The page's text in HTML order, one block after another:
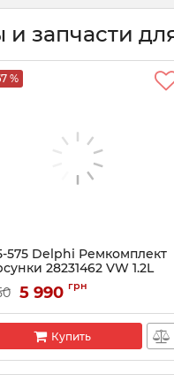
запчасти
%
575 Delphi Ремкомплект
28231462 VW 1.2L
7135-575
5 990 грн
Купить